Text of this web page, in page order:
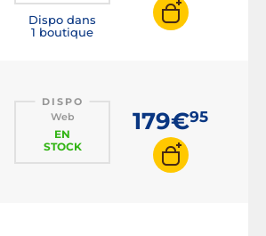
Dispo dans
1 boutique
DISPO
Web
EN
STOCK
179€95